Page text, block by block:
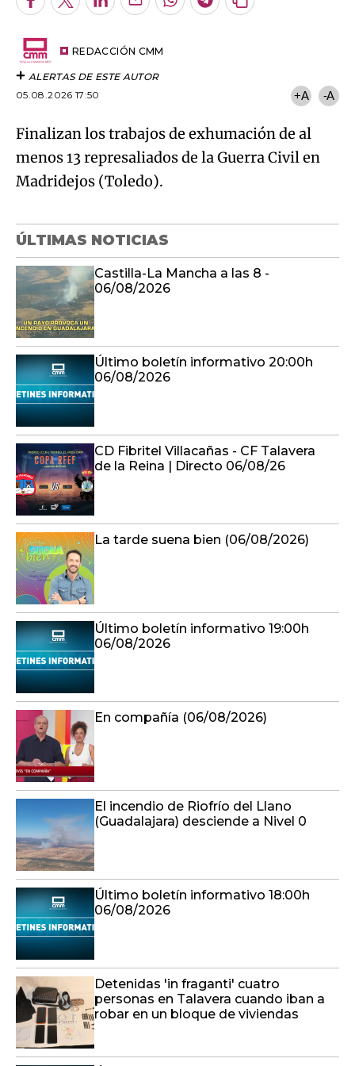
Facebook
TwitterLinkedInEnviarWhatsapp
Telegram
Copiar
REDACCIÓN CMM
ALERTAS DE ESTE AUTOR
05.08.2026 17:50
+A -A
Finalizan los trabajos de exhumación de al
menos 13 represaliados de la Guerra Civil en
Madridejos (Toledo).
ÚLTIMAS NOTICIAS
Castilla-La Mancha a las 8 -
06/08/2026
Último boletín informativo 20:00h
06/08/2026
CD Fibritel Villacañas - CF Talavera
de la Reina | Directo 06/08/26
La tarde suena bien (06/08/2026)
Último boletín informativo 19:00h
06/08/2026
En compañía (06/08/2026)
El incendio de Riofrío del Llano
(Guadalajara) desciende a Nivel 0
Último boletín informativo 18:00h
06/08/2026
Detenidas 'in fraganti' cuatro
personas en Talavera cuando iban a
robar en un bloque de viviendas